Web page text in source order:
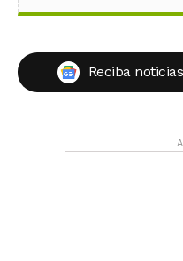
Reciba